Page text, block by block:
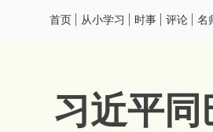
首页 从小学习 时事 评论 名
习近平